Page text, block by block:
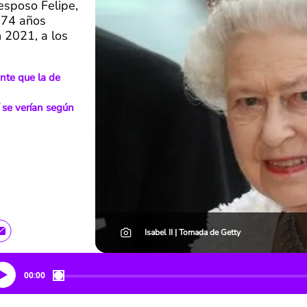
Felipe,
años
2021, a los
que la de
verían según
Isabel II | Tomada de Getty
00:00